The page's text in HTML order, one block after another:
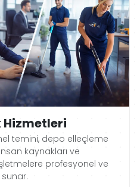
Hizmetleri
temini, depo elleçleme
kaynakları ve
profesyonel ve